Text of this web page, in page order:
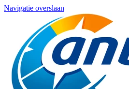
Navigatie overslaan